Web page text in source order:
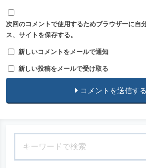
次回のコメントで使用するためブラウザーに自
ス、サイトを保存する。
新しいコメントをメールで通知
新しい投稿をメールで受け取る
コメントを送信する